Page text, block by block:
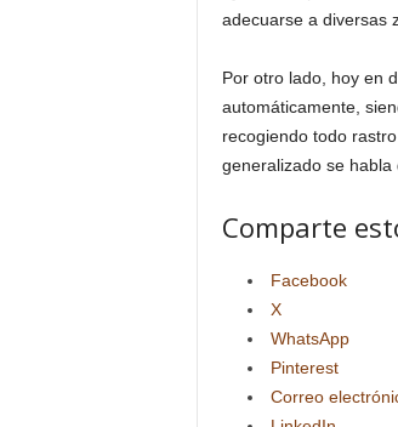
adecuarse a diversas
Por otro lado, hoy en
automáticamente,
recogiendo todo
generalizado se habla
Comparte
Facebook
X
WhatsApp
Pinterest
Correo